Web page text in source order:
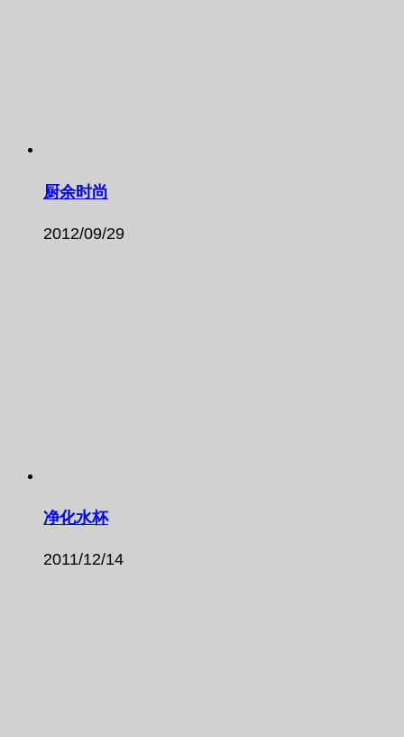
厨余时尚
2012/09/29
净化水杯
2011/12/14